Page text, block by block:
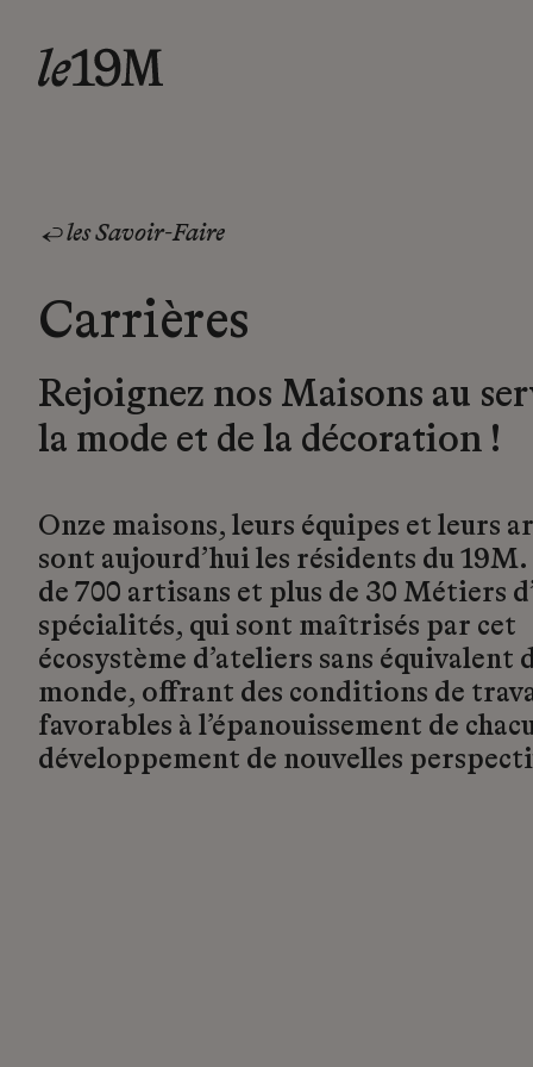
les Savoir-Faire
Carrières
Rejoignez nos Maisons au
la mode et de la décoration !
Onze maisons, leurs équipes et leurs
sont aujourd’hui les résidents du
de 700 artisans et plus de 30 Métiers
spécialités, qui sont maîtrisés par cet
écosystème d’ateliers sans équivalent
monde, offrant des conditions de
favorables à l’épanouissement de
développement de nouvelles